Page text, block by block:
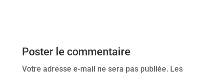
Poster le commentaire
Votre adresse e-mail ne sera pas publiée. Les